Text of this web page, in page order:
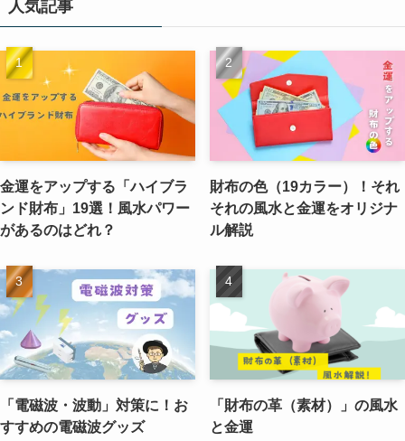
人気記事
金運をアップする「ハイブラ
ンド財布」19選！風水パワー
があるのはどれ？
財布の色（19カラー）！それ
それの風水と金運をオリジナ
ル解説
「電磁波・波動」対策に！お
すすめの電磁波グッズ
「財布の革（素材）」の風水
と金運